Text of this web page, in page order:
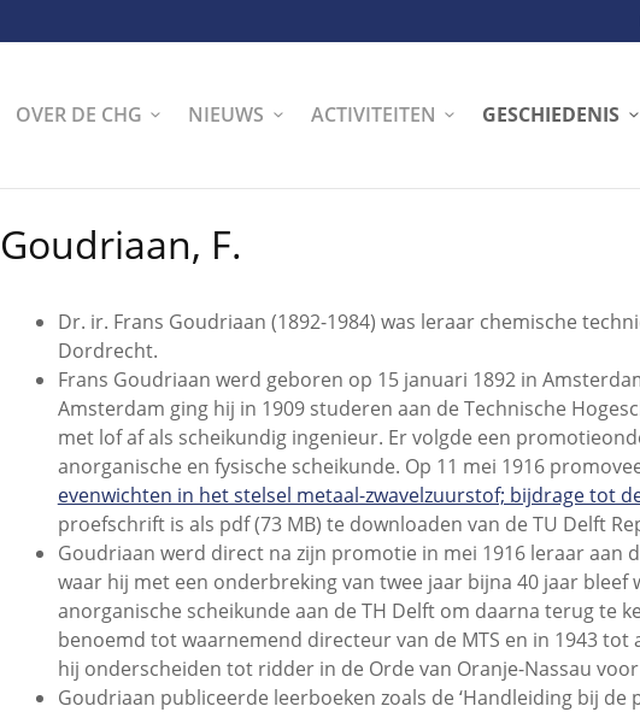
OVER DE CHG NIEUWS ACTIVITEITEN GESCHIEDENIS
Goudriaan, F.
Dr. ir. Frans Goudriaan (1892-1984) was leraar chemische
Dordrecht.
Frans Goudriaan werd geboren op 15 januari 1892 in
Amsterdam ging hij in 1909 studeren aan de Technische
met lof af als scheikundig ingenieur. Er volgde een
anorganische en fysische scheikunde. Op 11 mei 1916
evenwichten in het stelsel metaal-zwavelzuurstof; bijdrage tot
proefschrift is als pdf (73 MB) te downloaden van de TU Delft
Goudriaan werd direct na zijn promotie in mei 1916 leraar aan
waar hij met een onderbreking van twee jaar bijna 40 jaar bleef
anorganische scheikunde aan de TH Delft om daarna terug te
benoemd tot waarnemend directeur van de MTS en in 1943
hij onderscheiden tot ridder in de Orde van Oranje-Nassau
Goudriaan publiceerde leerboeken zoals de ‘Handleiding bij